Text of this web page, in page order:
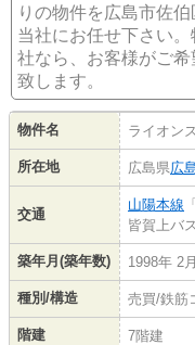
りの物件を広島市佐
当社にお任せ下さい
社なら、お客様がご
致します。
物件名 ライオン
所在地 広島県広
交通
山陽本線
皆賀上バ
築年月(築年数) 1998年 2
種別/構造 売買/鉄筋
階建 7階建